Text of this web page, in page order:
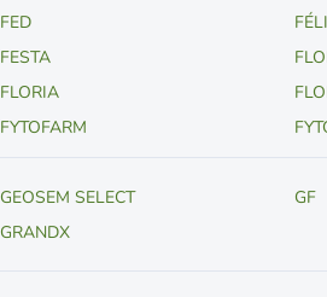
FED
FESTA
FLORIA
FYTOFARM
GEOSEM SELECT GF
GRANDX